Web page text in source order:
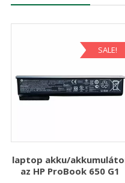
SALE!
laptop akku/
az HP ProBook 650 G1